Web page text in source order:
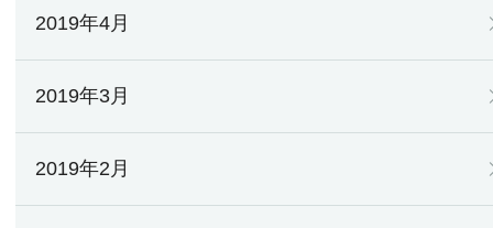
2019年4月
2019年3月
2019年2月